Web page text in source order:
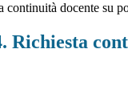
continuità docente su
Richiesta